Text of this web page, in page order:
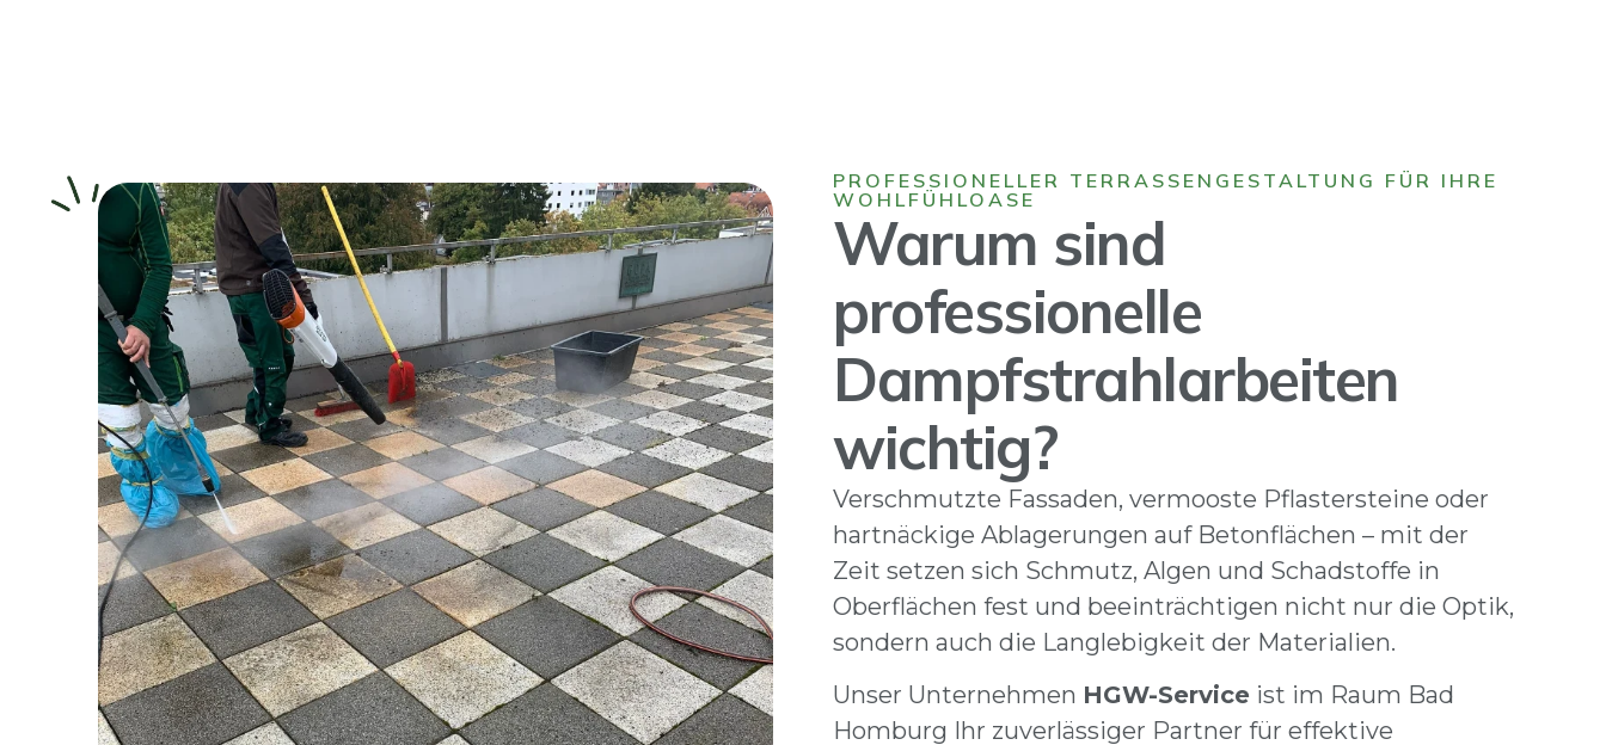
PROFESSIONELLER TERRASSENGESTALTUNG FÜR IHRE
WOHLFÜHLOASE
Warum sind
professionelle
Dampfstrahlarbeiten
wichtig?
Verschmutzte Fassaden, vermooste Pflastersteine oder
hartnäckige Ablagerungen auf Betonflächen – mit der
Zeit setzen sich Schmutz, Algen und Schadstoffe in
Oberflächen fest und beeinträchtigen nicht nur die Optik,
sondern auch die Langlebigkeit der Materialien.
Unser Unternehmen HGW-Service ist im Raum Bad
Homburg Ihr zuverlässiger Partner für effektive